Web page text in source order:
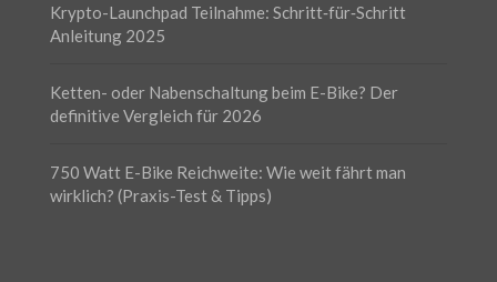
Krypto-Launchpad Teilnahme: Schritt‑für‑Schritt
Anleitung 2025
Ketten- oder Nabenschaltung beim E-Bike? Der
definitive Vergleich für 2026
750 Watt E-Bike Reichweite: Wie weit fährt man
wirklich? (Praxis-Test & Tipps)